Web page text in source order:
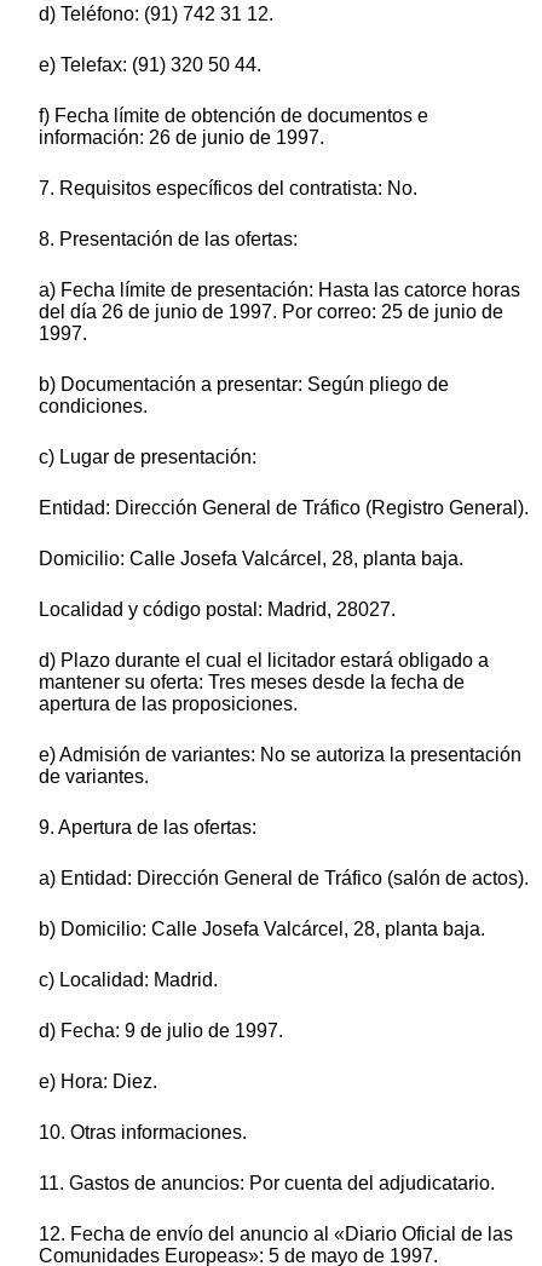
d) Teléfono: (91) 742 31 12.
e) Telefax: (91) 320 50 44.
f) Fecha límite de obtención de documentos e
información: 26 de junio de 1997.
7. Requisitos específicos del contratista: No.
8. Presentación de las ofertas:
a) Fecha límite de presentación: Hasta las catorce horas
del día 26 de junio de 1997. Por correo: 25 de junio de
1997.
b) Documentación a presentar: Según pliego de
condiciones.
c) Lugar de presentación:
Entidad: Dirección General de Tráfico (Registro General).
Domicilio: Calle Josefa Valcárcel, 28, planta baja.
Localidad y código postal: Madrid, 28027.
d) Plazo durante el cual el licitador estará obligado a
mantener su oferta: Tres meses desde la fecha de
apertura de las proposiciones.
e) Admisión de variantes: No se autoriza la presentación
de variantes.
9. Apertura de las ofertas:
a) Entidad: Dirección General de Tráfico (salón de actos).
b) Domicilio: Calle Josefa Valcárcel, 28, planta baja.
c) Localidad: Madrid.
d) Fecha: 9 de julio de 1997.
e) Hora: Diez.
10. Otras informaciones.
11. Gastos de anuncios: Por cuenta del adjudicatario.
12. Fecha de envío del anuncio al «Diario Oficial de las
Comunidades Europeas»: 5 de mayo de 1997.